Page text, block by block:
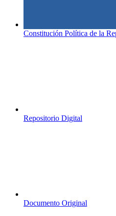
Constitución Política de la
Repositorio Digital
Documento Original